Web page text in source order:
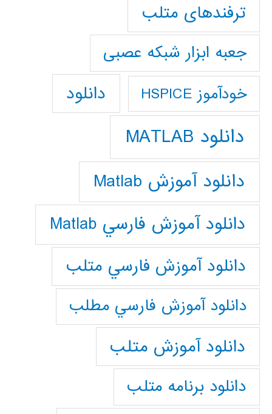
ترفندهای متلب
جعبه ابزار شبکه عصبی
خودآموز HSPICE دانلود
دانلود MATLAB
دانلود آموزش Matlab
دانلود آموزش فارسي Matlab
دانلود آموزش فارسي متلب
دانلود آموزش فارسي مطلب
دانلود آموزش متلب
دانلود برنامه متلب